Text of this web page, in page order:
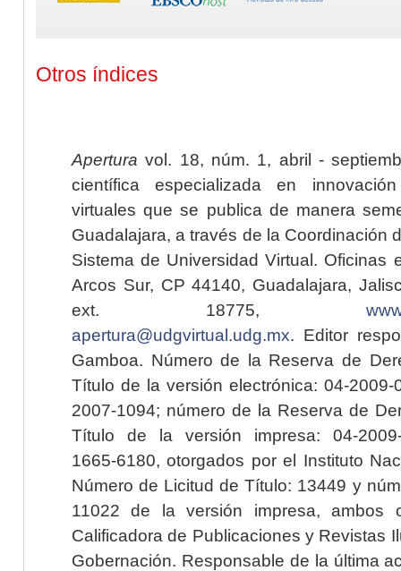
Otros índices
Apertura vol. 18, núm. 1, abril -
científica especializada en
virtuales que se publica de manera
Guadalajara, a través de la Coordinación
Sistema de Universidad Virtual. Oficinas
Arcos Sur, CP 44140, Guadalajara,
ext. 18775,
apertura@udgvirtual.udg.mx. Editor
Gamboa. Número de la Reserva de
Título de la versión electrónica: 04-2009-
2007-1094; número de la Reserva de
Título de la versión impresa: 04-2009-
1665-6180, otorgados por el Instituto
Número de Licitud de Título: 13449 y
11022 de la versión impresa, ambos
Calificadora de Publicaciones y Revistas
Gobernación. Responsable de la última